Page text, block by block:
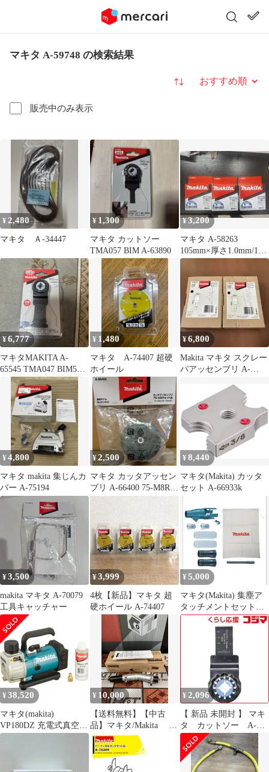
マキタ A-59748 の検索結果
販売中のみ表示
並び替え
¥ 2,480
マキタ Ａ-34447
¥ 1,300
マキタ カットソー
TMA057 BIM A-63890
¥3,200
マキタ A-58263
105mm×厚さ1.0mm/10
枚入 3セット
¥6,777
マキタMAKITA A-
65545 TMA047 BIM5枚
¥ 1,480
マキタ A-74407 超硬
ホイール
¥6,800
Makita マキタ スクレー
パアッセンブリ A-
¥4,800
マキタ makita 集じんカ
バー A-75194
¥2,500
マキタ カッタアッセン
ブリ A-66400 75-M8Rセ
ット品 MUR100D
¥8,440
マキタ(Makita) カッタ
セット A-66933k
¥3,500
makita マキタ A-70079
工具キャッチャー
¥3,999
4枚【新品】マキタ 超
硬ホイール A-74407
¥ 5,000
マキタ(Makita) 集塵ア
タッチメントセット品
196860-7
¥ 38,520
マキタ(makita)
VP180DZ 充電式真空ポ
ンプ 本体のみ 18V 到達
¥ 10,000
【送料無料】【中古
品】マキタ/Makita A-
75079 角度変更アタ
ッチメント【ハンズク
ラフト島根出雲】
¥ 2,096
【 新品 未開封 】 マキ
タ カットソー A-
63909 未使用 送料無料